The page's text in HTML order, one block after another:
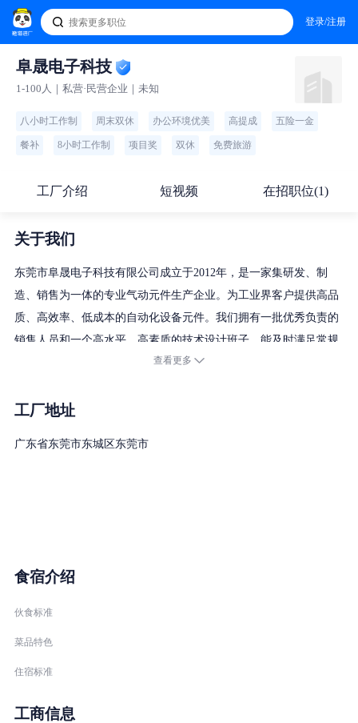
登录/注册
阜晟电子科技
1-100人｜私营·民营企业｜未知
八小时工作制 周末双休 办公环境优美 高提成 五险一金
餐补 8小时工作制 项目奖 双休 免费旅游
工厂介绍 短视频 在招职位(1)
关于我们
东莞市阜晟电子科技有限公司成立于2012年，是一家集研发、制
造、销售为一体的专业气动元件生产企业。为工业界客户提供高品
质、高效率、低成本的自动化设备元件。我们拥有一批优秀负责的
销售人员和一个高水平、高素质的技术设计班子，能及时满足常规
或特殊的业务要求，提供质优耐用的产品。
查看更多
工厂地址
广东省东莞市东城区东莞市
食宿介绍
伙食标准
菜品特色
住宿标准
工商信息